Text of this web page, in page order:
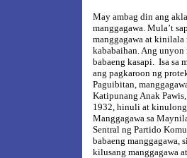
May ambag din ang
manggagawa. Mula’t
manggagawa at
kababaihan. Ang unyon
babaeng kasapi. Isa sa
ang pagkaroon ng
Paguibitan,
Katipunang Anak
1932, hinuli at kinulong
Manggagawa sa
Sentral ng Partido
babaeng manggagawa,
kilusang manggagawa